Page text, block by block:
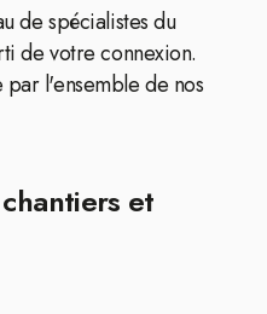
de spécialistes du
de votre connexion.
par l'ensemble de nos
et